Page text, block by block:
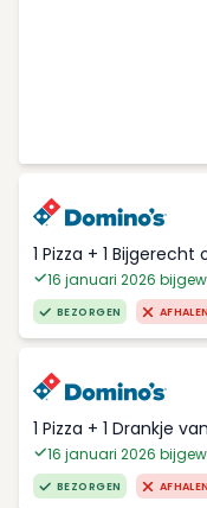
1 Pizza + 1
16 januari 2026
BEZORGEN AFHALEN
1 Pizza + 1 Drankje
16 januari 2026
BEZORGEN AFHALEN